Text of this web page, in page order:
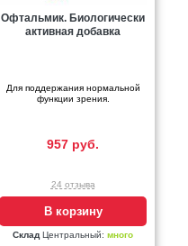
Офтальмик. Биологически
активная добавка
Для поддержания нормальной
функции зрения.
957 руб.
24 отзыва
В корзину
Склад Центральный: много